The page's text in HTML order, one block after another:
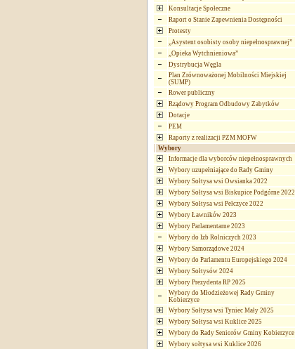
Konsultacje Społeczne
Raport o Stanie Zapewnienia Dostępności
Protesty
„Asystent osobisty osoby niepełnosprawnej”
„Opieka Wytchnieniowa”
Dystrybucja Węgla
Plan Zrównoważonej Mobilności Miejskiej
(SUMP)
Rower publiczny
Rządowy Program Odbudowy Zabytków
Dotacje
PEM
Raporty z realizacji PZM MOFW
Wybory
Informacje dla wyborców niepełnosprawnych
Wybory uzupełniające do Rady Gminy
Wybory Sołtysa wsi Owsianka 2022
Wybory Sołtysa wsi Biskupice Podgórne 2022
Wybory Sołtysa wsi Pełczyce 2022
Wybory Ławników 2023
Wybory Parlamentarne 2023
Wybory do Izb Rolniczych 2023
Wybory Samorządowe 2024
Wybory do Parlamentu Europejskiego 2024
Wybory Sołtysów 2024
Wybory Prezydenta RP 2025
Wybory do Młodzieżowej Rady Gminy
Kobierzyce
Wybory Sołtysa wsi Tyniec Mały 2025
Wybory Sołtysa wsi Kuklice 2025
Wybory do Rady Seniorów Gminy Kobierzyce
Wybory sołtysa wsi Kuklice 2026